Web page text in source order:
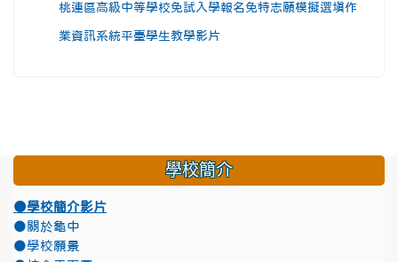
桃連區高級中等學校免試入學報名免特志願模擬選填作
業資訊系統平臺學生教學影片
學校簡介
●學校簡介影片
●關於龜中
●學校願景